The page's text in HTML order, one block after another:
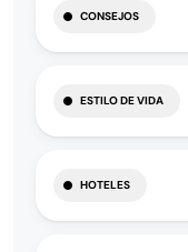
CONSEJOS
ESTILO DE VIDA
HOTELES